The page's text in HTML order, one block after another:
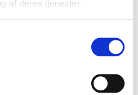
af deres tjenester.
i størrelsen 30 x 40 cm.Ikke
trykkes på et godt 192
Q-brev 59 DKK eller til